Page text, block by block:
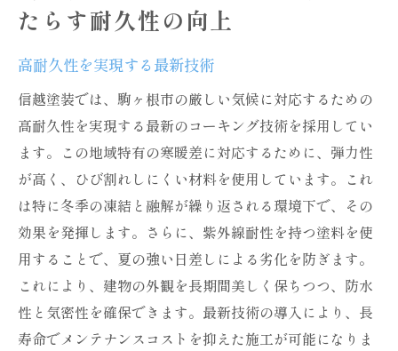
たらす耐久性の向上
高耐久性を実現する最新技術
信越塗装では、駒ヶ根市の厳しい気候に対応するための
高耐久性を実現する最新のコーキング技術を採用してい
ます。この地域特有の寒暖差に対応するために、弾力性
が高く、ひび割れしにくい材料を使用しています。これ
は特に冬季の凍結と融解が繰り返される環境下で、その
効果を発揮します。さらに、紫外線耐性を持つ塗料を使
用することで、夏の強い日差しによる劣化を防ぎます。
これにより、建物の外観を長期間美しく保ちつつ、防水
性と気密性を確保できます。最新技術の導入により、長
寿命でメンテナンスコストを抑えた施工が可能になりま